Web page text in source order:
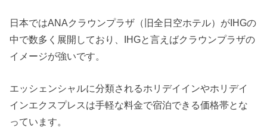
日本ではANAクラウンプラザ（旧全日空ホテル）がIHGの
中で数多く展開しており、IHGと言えばクラウンプラザの
イメージが強いです。
エッシェンシャルに分類されるホリデイインやホリデイ
インエクスプレスは手軽な料金で宿泊できる価格帯とな
っています。